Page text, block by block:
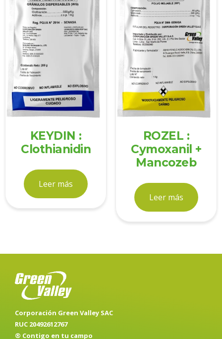
KEYDIN :
Clothianidin
Leer más
ROZEL :
Cymoxanil +
Mancozeb
Leer más
Corporación Green Valley SAC
RUC 20492612767
® Contigo en tu campo